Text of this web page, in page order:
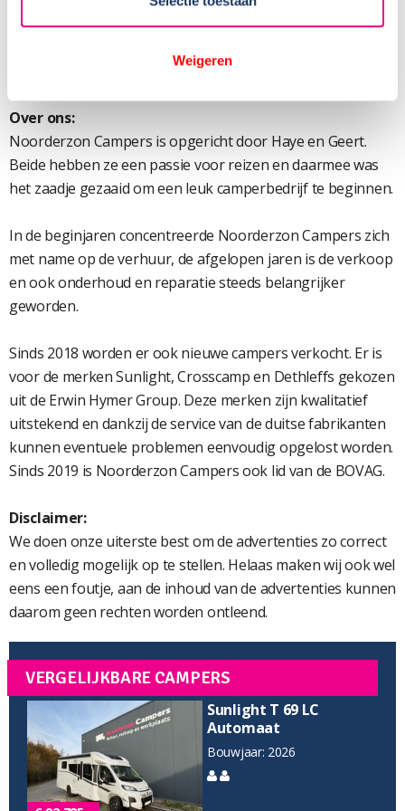
Weigeren
bij het kopen van een camper.
Over ons:
Noorderzon Campers is opgericht door Haye en Geert.
Beide hebben ze een passie voor reizen en daarmee was
het zaadje gezaaid om een leuk camperbedrijf te beginnen.
In de beginjaren concentreerde Noorderzon Campers zich
met name op de verhuur, de afgelopen jaren is de verkoop
en ook onderhoud en reparatie steeds belangrijker
geworden.
Sinds 2018 worden er ook nieuwe campers verkocht. Er is
voor de merken Sunlight, Crosscamp en Dethleffs gekozen
uit de Erwin Hymer Group. Deze merken zijn kwalitatief
uitstekend en dankzij de service van de duitse fabrikanten
kunnen eventuele problemen eenvoudig opgelost worden.
Sinds 2019 is Noorderzon Campers ook lid van de BOVAG.
Disclaimer:
We doen onze uiterste best om de advertenties zo correct
en volledig mogelijk op te stellen. Helaas maken wij ook wel
eens een foutje, aan de inhoud van de advertenties kunnen
daarom geen rechten worden ontleend.
VERGELIJKBARE CAMPERS
Sunlight T 69 LC
Automaat
Bouwjaar: 2026